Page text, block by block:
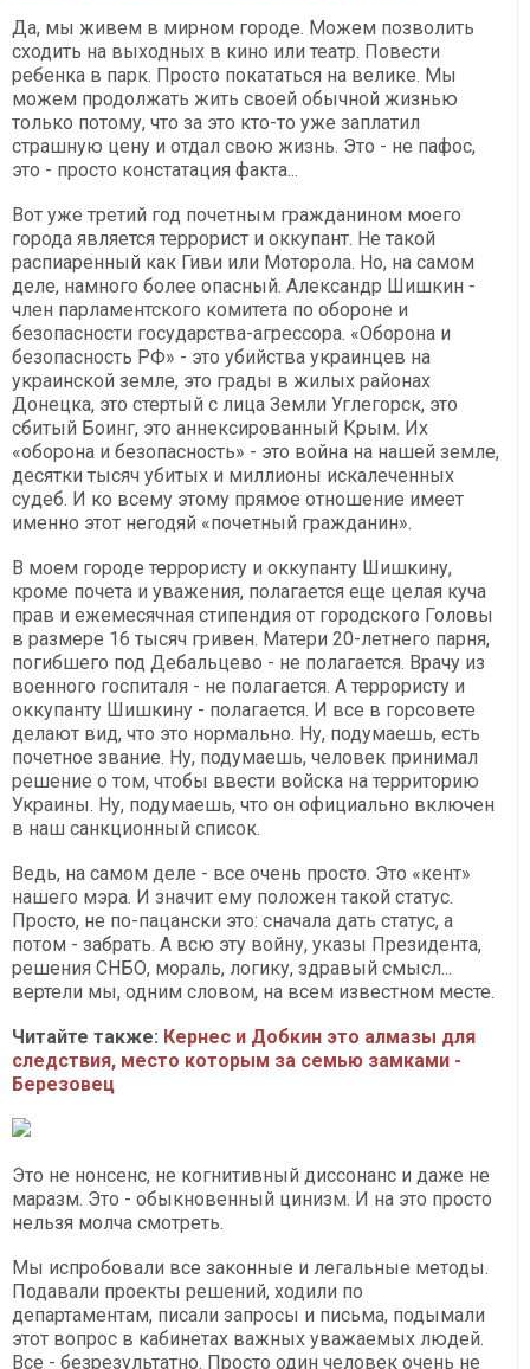
Да, мы живем в мирном городе. Можем позволить
сходить на выходных в кино или театр. Повести
ребенка в парк. Просто покататься на велике. Мы
можем продолжать жить своей обычной жизнью
только потому, что за это кто-то уже заплатил
страшную цену и отдал свою жизнь. Это - не пафос,
это - просто констатация факта...
Вот уже третий год почетным гражданином моего
города является террорист и оккупант. Не такой
распиаренный как Гиви или Моторола. Но, на самом
деле, намного более опасный. Александр Шишкин -
член парламентского комитета по обороне и
безопасности государства-агрессора. «Оборона и
безопасность РФ» - это убийства украинцев на
украинской земле, это грады в жилых районах
Донецка, это стертый с лица Земли Углегорск, это
сбитый Боинг, это аннексированный Крым. Их
«оборона и безопасность» - это война на нашей земле,
десятки тысяч убитых и миллионы искалеченных
судеб. И ко всему этому прямое отношение имеет
именно этот негодяй «почетный гражданин».
В моем городе террористу и оккупанту Шишкину,
кроме почета и уважения, полагается еще целая куча
прав и ежемесячная стипендия от городского Головы
в размере 16 тысяч гривен. Матери 20-летнего парня,
погибшего под Дебальцево - не полагается. Врачу из
военного госпиталя - не полагается. А террористу и
оккупанту Шишкину - полагается. И все в горсовете
делают вид, что это нормально. Ну, подумаешь, есть
почетное звание. Ну, подумаешь, человек принимал
решение о том, чтобы ввести войска на территорию
Украины. Ну, подумаешь, что он официально включен
в наш санкционный список.
Ведь, на самом деле - все очень просто. Это «кент»
нашего мэра. И значит ему положен такой статус.
Просто, не по-пацански это: сначала дать статус, а
потом - забрать. А всю эту войну, указы Президента,
решения СНБО, мораль, логику, здравый смысл...
вертели мы, одним словом, на всем известном месте.
Читайте также: Кернес и Добкин это алмазы для
следствия, место которым за семью замками -
Березовец
Это не нонсенс, не когнитивный диссонанс и даже не
маразм. Это - обыкновенный цинизм. И на это просто
нельзя молча смотреть.
Мы испробовали все законные и легальные методы.
Подавали проекты решений, ходили по
департаментам, писали запросы и письма, подымали
этот вопрос в кабинетах важных уважаемых людей.
Все - безрезультатно. Просто один человек очень не